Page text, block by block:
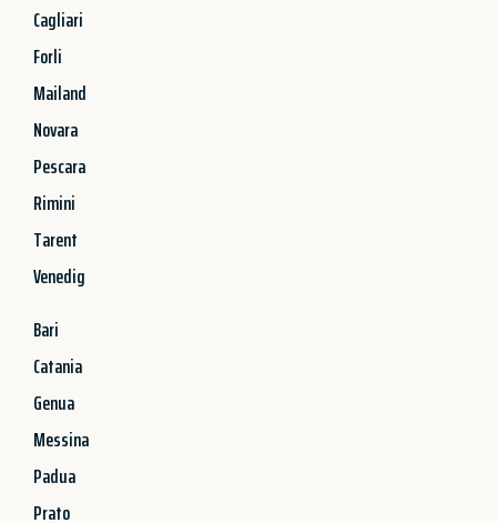
Cagliari
Forli
Mailand
Novara
Pescara
Rimini
Tarent
Venedig
Bari
Catania
Genua
Messina
Padua
Prato